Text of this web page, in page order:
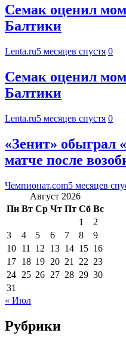
Семак оценил
Балтики
Lenta.ru5 месяцев спустя 0
Семак оценил
Балтики
Lenta.ru5 месяцев спустя 0
«Зенит» обыграл
матче после
Чемпионат.com5 месяцев
Август 2026
Пн Вт Ср Чт Пт Сб Вс
1
2
3
4 5 6 7 8
9
10 11 12 13 14 15 16
17 18 19 20 21 22 23
24 25 26 27 28 29 30
31
« Июл
Рубрики